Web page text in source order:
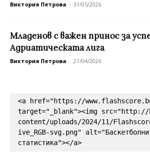
Виктория Петрова - 31/05/2026
Младенов с важен принос за
Адриатическата лига
Виктория Петрова - 21/04/2026
<a href="https://
target="_blank"><img
content/uploads/2024/11/
ive_RGB-svg.png"
статистика"></a>